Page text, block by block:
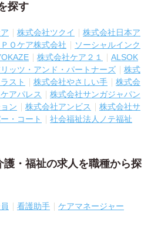
探す
株式会社ツクイ
株式会社日本ア
Ｏケア株式会社
ソーシャルインク
株式会社ケア２１
ALSOK
ッツ・アンド・パートナーズ
株式
スト 株式会社やさしい手
株式会
アパレス
株式会社サンガジャパン
ン
株式会社アンビス
株式会社サ
・コート
社会福祉法人ノテ福祉
・福祉の求人を職種から探
看護助手 ケアマネージャー